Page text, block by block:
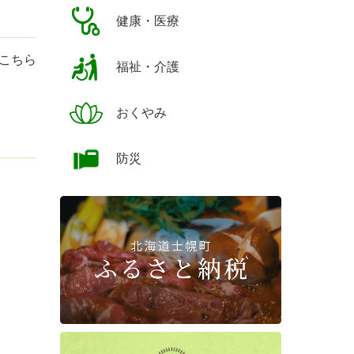
ちら
健康・医療
福祉・介護
おくやみ
防災